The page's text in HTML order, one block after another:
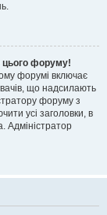
цього форуму!
форумі включає
що надсилають
форуму з
усі заголовки, в
Адміністратор